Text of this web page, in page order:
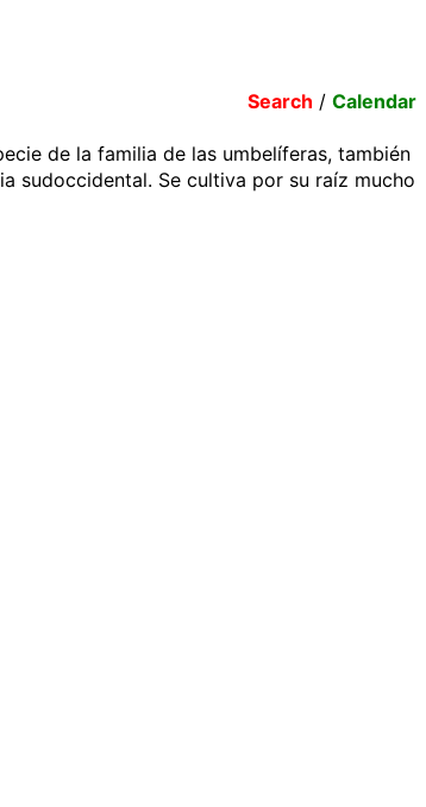
Search / Calendar
de la familia de las umbelíferas, también
sudoccidental. Se cultiva por su raíz mucho